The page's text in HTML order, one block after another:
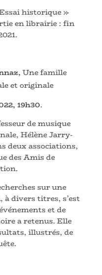
historique »
en librairie : fin
Une famille
et originale
19h30.
de musique
Hélène Jarry-
deux associations,
des Amis de
sur une
à divers titres, s’est
et de
a retenus. Elle
illustrés, de